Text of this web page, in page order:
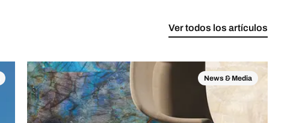
Ver todos los artículos
News & Media